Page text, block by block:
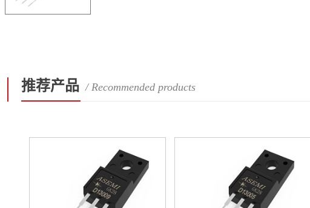
推荐产品 / Recommended products